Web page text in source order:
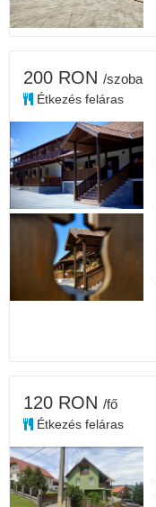
200 RON /szoba
Étkezés feláras
120 RON /fő
Étkezés feláras